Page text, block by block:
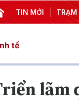
TIN MỚI TRẠM
#Chống khai
tế
lãm